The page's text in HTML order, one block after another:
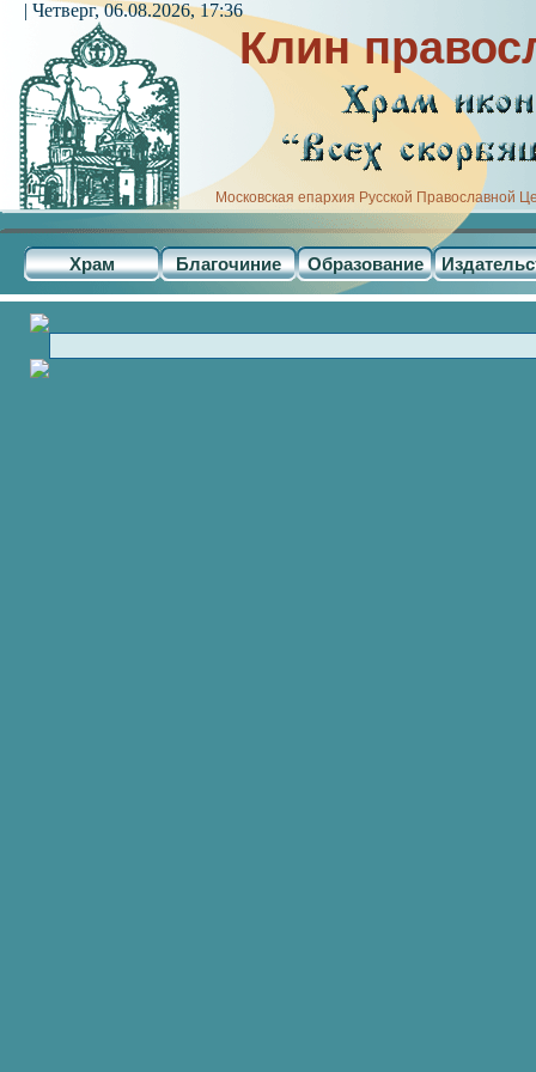
Клин
Московская епархия Русской Православной
Храм Благочиние Образование
| Четверг, 06.08.2026, 17:36